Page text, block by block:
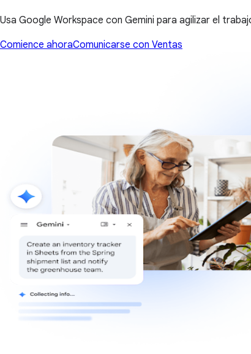
Usa Google Workspace con Gemini para agilizar el
Comience ahoraComunicarse con Ventas